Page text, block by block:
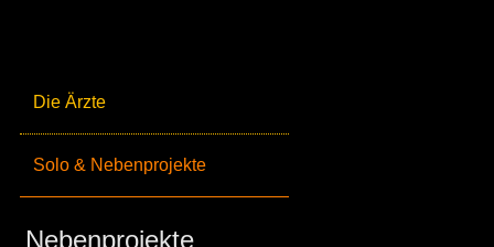
Die Ärzte
Solo & Nebenprojekte
Nebenprojekte_